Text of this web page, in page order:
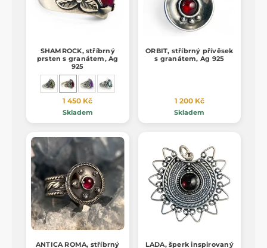
SHAMROCK, stříbrný
prsten s granátem, Ag
925
1 450 Kč
Skladem
ORBIT, stříbrný přívěsek
s granátem, Ag 925
1 200 Kč
Skladem
ANTICA ROMA, stříbrný
LADA, šperk inspirovaný